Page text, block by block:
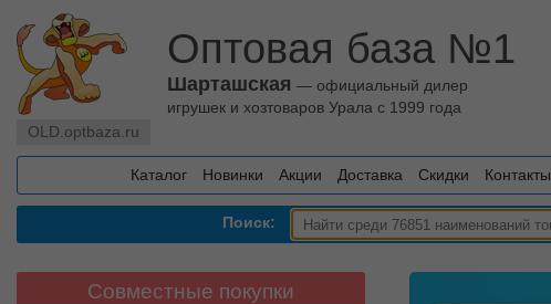
OLD.optbaza.ru
Оптовая база №1
Шарташская — официальный дилер
игрушек и хозтоваров Урала с 1999 года
Каталог Новинки Акции Доставка Скидки Контакты
Поиск:
Совместные покупки